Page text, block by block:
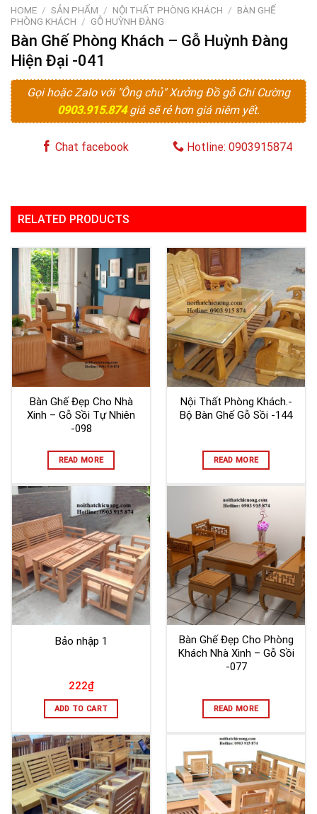
HOME / SẢN PHẨM / NỘI THẤT PHÒNG KHÁCH / BÀN GHẾ
PHÒNG KHÁCH / GỖ HUỲNH ĐÀNG
Bàn Ghế Phòng Khách – Gỗ Huỳnh Đàng
Hiện Đại -041
Gọi hoặc Zalo với "Ông chủ" Xưởng Đồ gỗ Chí Cường
0903.915.874giá sẽ rẻ hơn giá niêm yết.
Chat facebook Hotline: 0903915874
RELATED PRODUCTS
Bàn Ghế Đẹp Cho Nhà
Xinh – Gỗ Sồi Tự Nhiên
-098
READ MORE
Nội Thất Phòng Khách.-
Bộ Bàn Ghế Gỗ Sồi -144
READ MORE
Bảo nhập 1
222₫
ADD TO CART
Bàn Ghế Đẹp Cho Phòng
Khách Nhà Xinh – Gỗ Sồi
-077
READ MORE